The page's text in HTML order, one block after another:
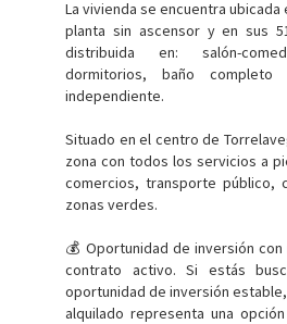
La vivienda se encuentra ubicada
planta sin ascensor y en sus
distribuida en: salón-
dormitorios, baño completo
independiente.
Situado en el centro de
zona con todos los servicios a
comercios, transporte público,
zonas verdes.
💰 Oportunidad de inversión con
contrato activo. Si estás
oportunidad de inversión
alquilado representa una